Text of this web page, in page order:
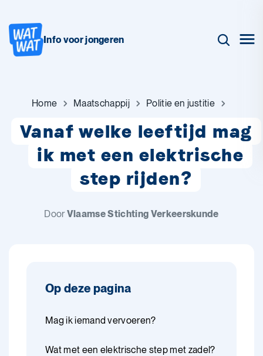
Info voor jongeren
Home Maatschappij Politie en justitie
Vanaf welke leeftijd mag
ik met een elektrische
step rijden?
DoorVlaamse Stichting Verkeerskunde
Op deze pagina
Mag ik iemand vervoeren?
Wat met een elektrische step met zadel?